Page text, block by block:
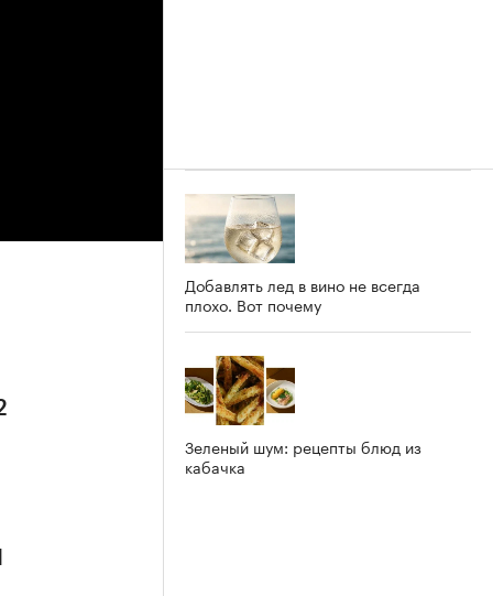
Добавлять лед в вино не всегда
плохо. Вот почему
Зеленый шум: рецепты блюд из
кабачка